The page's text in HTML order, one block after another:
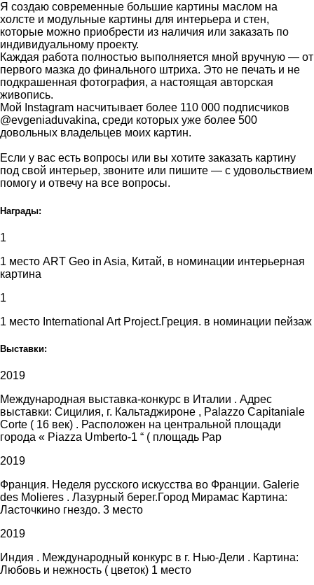
Я создаю современные большие картины маслом на
холсте и модульные картины для интерьера и стен,
которые можно приобрести из наличия или заказать по
индивидуальному проекту.
Каждая работа полностью выполняется мной вручную — от
первого мазка до финального штриха. Это не печать и не
подкрашенная фотография, а настоящая авторская
живопись.
Мой Instagram насчитывает более 110 000 подписчиков
@evgeniaduvakina, среди которых уже более 500
довольных владельцев моих картин.
Если у вас есть вопросы или вы хотите заказать картину
под свой интерьер, звоните или пишите — с удовольствием
помогу и отвечу на все вопросы.
Награды:
1
1 место ART Geo in Asia, Китай, в номинации интерьерная
картина
1
1 место International Art Project.Греция. в номинации пейзаж
Выставки:
2019
Международная выставка-конкурс в Италии . Адрес
выставки: Сицилия, г. Кальтаджироне , Palazzo Capitaniale
Corte ( 16 век) . Расположен на центральной площади
города « Piazza Umberto-1 “ ( площадь Рар
2019
Франция. Неделя русского искусства во Франции. Galerie
des Molieres . Лазурный берег.Город Мирамас Картина:
Ласточкино гнездо. 3 место
2019
Индия . Международный конкурс в г. Нью-Дели . Картина:
Любовь и нежность ( цветок) 1 место